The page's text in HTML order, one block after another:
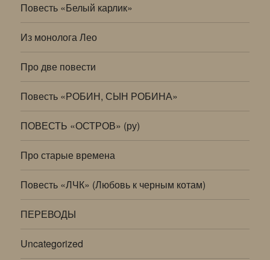
Повесть «Белый карлик»
Из монолога Лео
Про две повести
Повесть «РОБИН, СЫН РОБИНА»
ПОВЕСТЬ «ОСТРОВ» (ру)
Про старые времена
Повесть «ЛЧК» (Любовь к черным котам)
ПЕРЕВОДЫ
Uncategorized